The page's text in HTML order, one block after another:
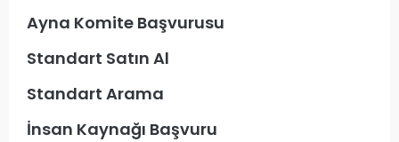
Ayna Komite Başvurusu
Standart Satın Al
Standart Arama
İnsan Kaynağı Başvuru